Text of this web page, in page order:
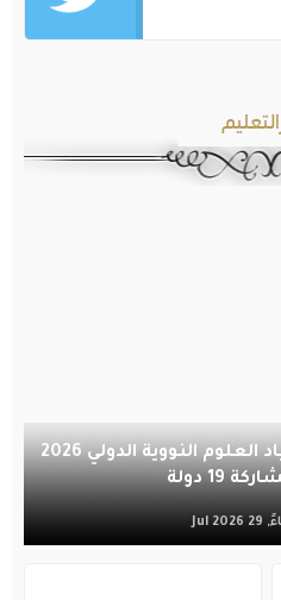
المملكة تستضيف أولمبياد العلوم النووية الدولي 2026
19 دولة